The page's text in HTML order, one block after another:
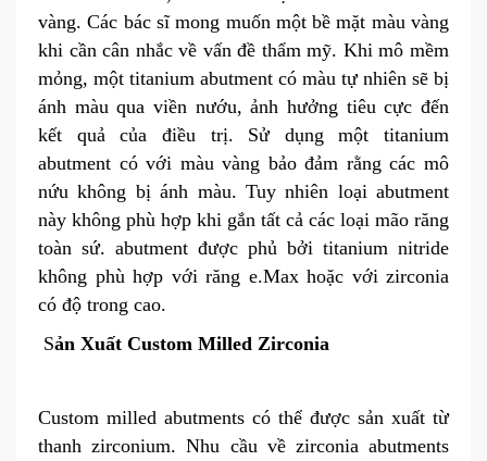
vàng. Các bác sĩ mong muốn một bề mặt màu vàng
khi cần cân nhắc về vấn đề thẩm mỹ. Khi mô mềm
mỏng, một titanium abutment có màu tự nhiên sẽ bị
ánh màu qua viền nướu, ảnh hưởng tiêu cực đến
kết quả của điều trị. Sử dụng một titanium
abutment có với màu vàng bảo đảm rằng các mô
nứu không bị ánh màu. Tuy nhiên loại abutment
này không phù hợp khi gắn tất cả các loại mão răng
toàn sứ. abutment được phủ bởi titanium nitride
không phù hợp với răng e.Max hoặc với zirconia
có độ trong cao.
Sản Xuất Custom Milled Zirconia
Custom milled abutments có thể được sản xuất từ
thanh zirconium. Nhu cầu về zirconia abutments